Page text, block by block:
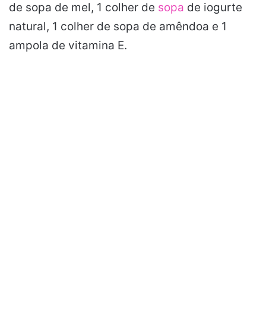
de sopa de mel, 1 colher de sopa de iogurte
natural, 1 colher de sopa de amêndoa e 1
ampola de vitamina E.